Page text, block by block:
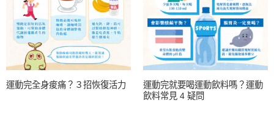
運動完全身痠痛？３招恢復活力
運動完就要喝運動飲料嗎？運動
飲料常見 4 疑問